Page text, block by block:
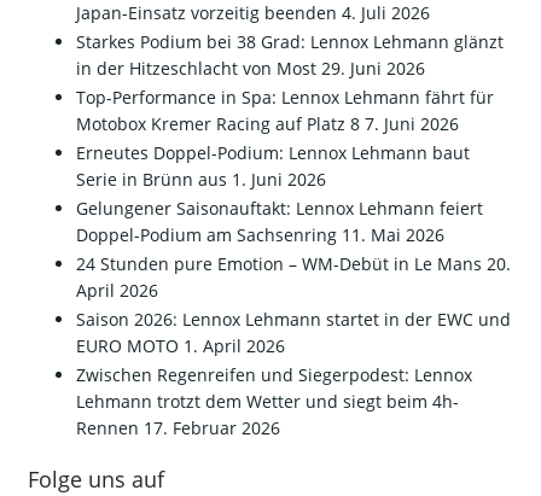
Japan-Einsatz vorzeitig beenden 4. Juli 2026
Starkes Podium bei 38 Grad: Lennox Lehmann glänzt
in der Hitzeschlacht von Most 29. Juni 2026
Top-Performance in Spa: Lennox Lehmann fährt für
Motobox Kremer Racing auf Platz 8 7. Juni 2026
Erneutes Doppel-Podium: Lennox Lehmann baut
Serie in Brünn aus 1. Juni 2026
Gelungener Saisonauftakt: Lennox Lehmann feiert
Doppel-Podium am Sachsenring 11. Mai 2026
24 Stunden pure Emotion – WM-Debüt in Le Mans 20.
April 2026
Saison 2026: Lennox Lehmann startet in der EWC und
EURO MOTO 1. April 2026
​Zwischen Regenreifen und Siegerpodest: Lennox
Lehmann trotzt dem Wetter und siegt beim 4h-
Rennen 17. Februar 2026
Folge uns auf